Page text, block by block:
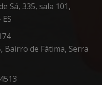
Sá, 335, sala 101,
Bairro de Fátima, Serra